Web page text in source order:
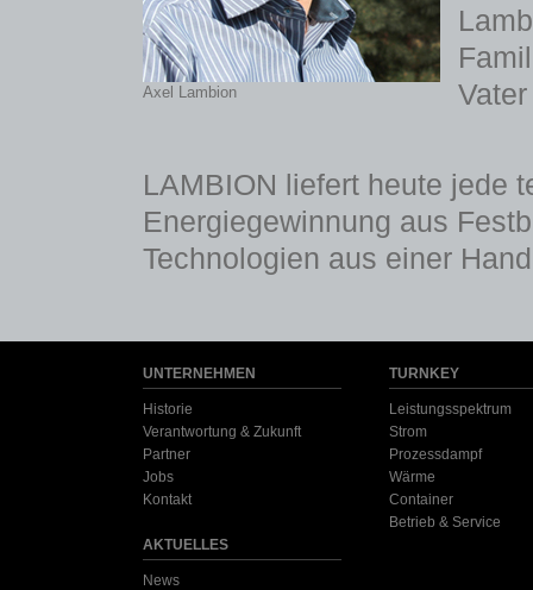
Axel Lambion
LAMBION liefert heute jede
Energiegewinnung aus
Technologien aus einer
UNTERNEHMEN
Historie
Verantwortung & Zukunft
Partner
Jobs
Kontakt
TURNKEY
Leistungsspektrum
Strom
Prozessdampf
Wärme
Container
Betrieb & Service
AKTUELLES
News